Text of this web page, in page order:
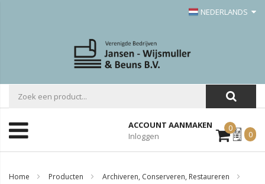
NEDERLANDS
ACCOUNT AANMAKEN
Inloggen
0Mijn
Offerte
0
Home Producten
Archiveren, Conserveren, Restaureren